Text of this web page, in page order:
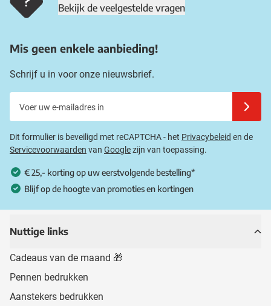
Bekijk de veelgestelde vragen
Mis geen enkele aanbieding!
Schrijf u in voor onze nieuwsbrief.
Dit formulier is beveiligd met reCAPTCHA - het Privacybeleid en de
Servicevoorwaarden van Googlezijn van toepassing.
€ 25,- korting op uw eerstvolgende bestelling*
Blijf op de hoogte van promoties en kortingen
Nuttige links
Cadeaus van de maand 🎁
Pennen bedrukken
Aanstekers bedrukken